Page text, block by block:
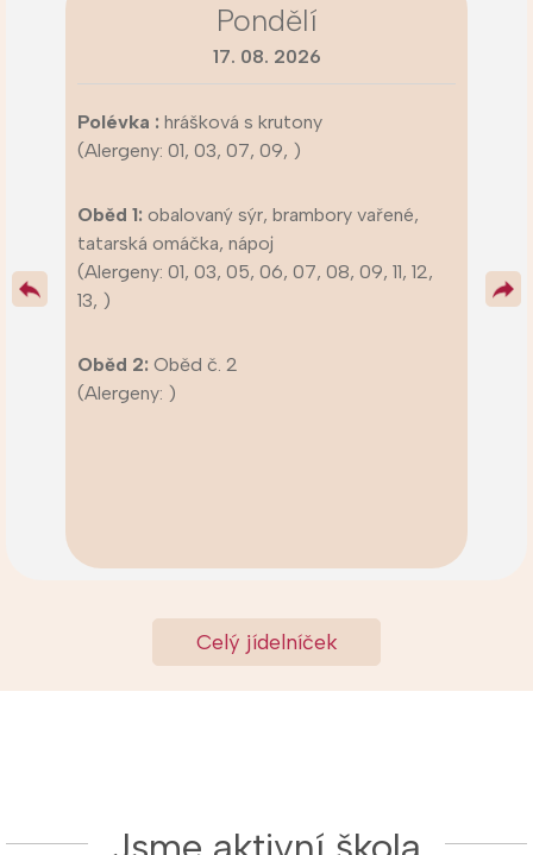
Pondělí
17. 08. 2026
Polévka : hrášková s krutony
(Alergeny: 01, 03, 07, 09, )
Oběd 1: obalovaný sýr, brambory vařené,
tatarská omáčka, nápoj
(Alergeny: 01, 03, 05, 06, 07, 08, 09, 11, 12,
13, )
Oběd 2: Oběd č. 2
(Alergeny: )
Celý jídelníček